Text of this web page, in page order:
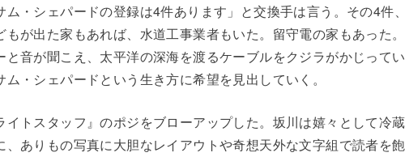
・シェパードの登録は4件あります」と交換手は言う。その4件、
が出た家もあれば、水道工事業者もいた。留守電の家もあった。
音が聞こえ、太平洋の深海を渡るケーブルをクジラがかじってい
・シェパードという生き方に希望を見出していく。
トスタッフ』のポジをブローアップした。坂川は嬉々として冷蔵
ありもの写真に大胆なレイアウトや奇想天外な文字組で読者を飽